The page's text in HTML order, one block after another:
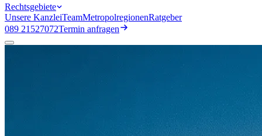
Rechtsgebiete
Unsere KanzleiTeamMetropolregionenRatgeber
089 21527072Termin anfragen